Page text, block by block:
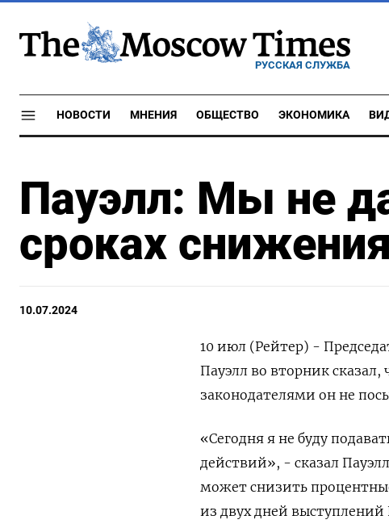
РУССКАЯ СЛУЖБА
НОВОСТИ МНЕНИЯ ОБЩЕСТВО ЭКОНОМИКА
Пауэлл: Мы не
сроках
10.07.2024
10 июл (Рейтер) -
Пауэлл во вторник
законодателями он не
«Сегодня я не буду
действий», - сказал
может снизить
из двух дней выступлений